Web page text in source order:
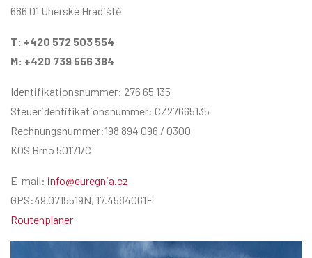
686 01 Uherské Hradiště
T: +420 572 503 554
M: +420 739 556 384
Identifikationsnummer: 276 65 135
Steueridentifikationsnummer: CZ27665135
Rechnungsnummer:198 894 096 / 0300
KOS Brno 50171/C
E-mail: info@euregnia.cz
GPS:49.0715519N, 17.4584061E
Routenplaner